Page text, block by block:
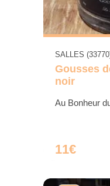
SALLES
Gousses
noir
Au Bonheur
11€